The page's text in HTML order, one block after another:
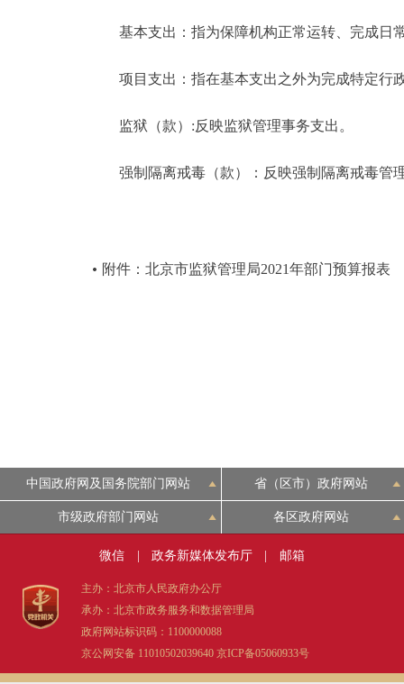
基本支出：指为保障机构正常运转、完成日
项目支出：指在基本支出之外为完成特定行
监狱（款）:反映监狱管理事务支出。
强制隔离戒毒（款）：反映强制隔离戒毒管
附件：北京市监狱管理局2021年部门预算报表
中国政府网及国务院部门网站 省（区市）政府网站
市级政府部门网站 各区政府网站
微信 政务新媒体发布厅 邮箱
主办：北京市人民政府办公厅
承办：北京市政务服务和数据管理局
政府网站标识码：1100000088
京公网安备 11010502039640 京ICP备05060933号